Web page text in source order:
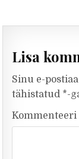
Lisa
Sinu e-
tähistatud *-
Kommenteeri